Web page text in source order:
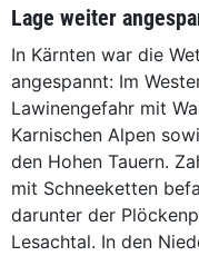
Lage weiter
In Kärnten war die
angespannt: Im
Lawinengefahr mit
Karnischen Alpen
den Hohen Tauern.
mit Schneeketten
darunter der
Lesachtal. In den